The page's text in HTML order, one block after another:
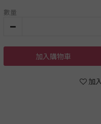
數量
加入購物車
加